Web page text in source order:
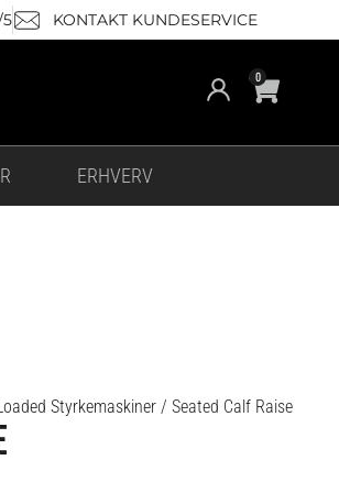
KONTAKT KUNDESERVICE
0
Cart
ERHVERV
Styrkemaskiner / Seated Calf Raise